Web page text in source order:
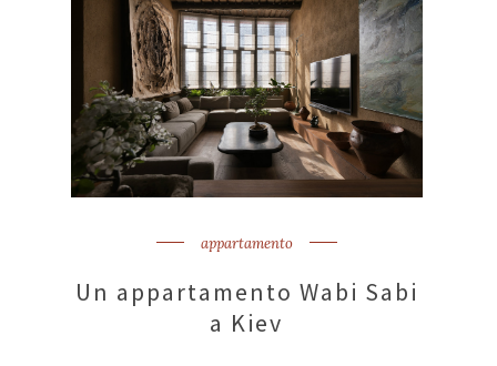
appartamento
Un appartamento Wabi Sabi
a Kiev